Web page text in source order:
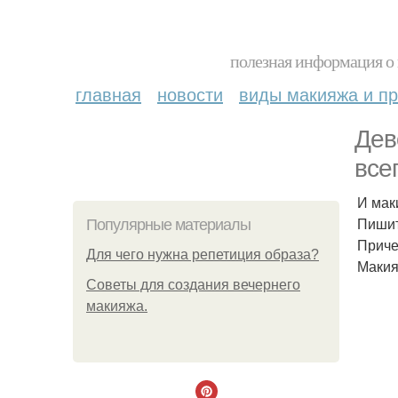
полезная информация
главная новости виды макияжа и
Популярные материалы
Для чего нужна репетиция образа?
Советы для создания вечернего
макияжа.
И